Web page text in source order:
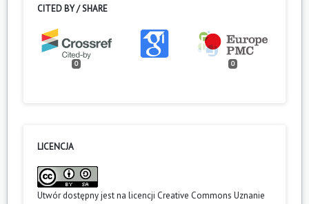
CITED BY / SHARE
0 0
LICENCJA
Utwór dostępny jest na licencji Creative Commons Uznanie